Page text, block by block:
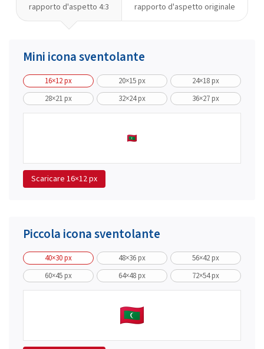
rapporto d'aspetto 4:3
rapporto d'aspetto originale
Mini icona sventolante
16×12 px 20×15 px
24×18 px
28×21 px
32×24 px 36×27 px
Scaricare 16×12 px
Piccola icona sventolante
40×30 px 48×36 px
56×42 px
60×45 px
64×48 px 72×54 px